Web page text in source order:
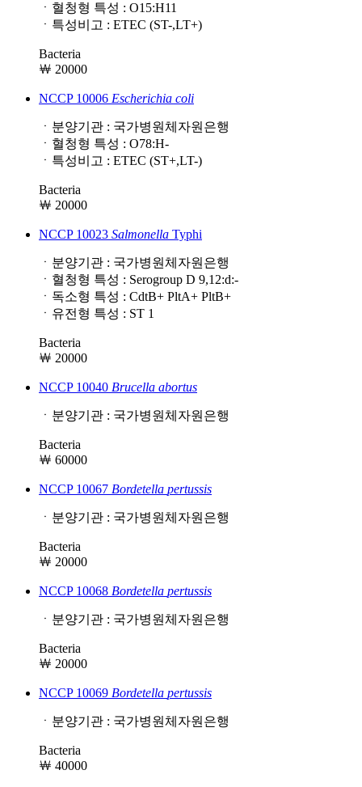
ㆍ혈청형 특성 : O15:H11
ㆍ특성비고 : ETEC (ST-,LT+)
Bacteria
￦ 20000
NCCP 10006 Escherichia coli
ㆍ분양기관 : 국가병원체자원은행
ㆍ혈청형 특성 : O78:H-
ㆍ특성비고 : ETEC (ST+,LT-)
Bacteria
￦ 20000
NCCP 10023 Salmonella Typhi
ㆍ분양기관 : 국가병원체자원은행
ㆍ혈청형 특성 : Serogroup D 9,12:d:-
ㆍ독소형 특성 : CdtB+ PltA+ PltB+
ㆍ유전형 특성 : ST 1
Bacteria
￦ 20000
NCCP 10040 Brucella abortus
ㆍ분양기관 : 국가병원체자원은행
Bacteria
￦ 60000
NCCP 10067 Bordetella pertussis
ㆍ분양기관 : 국가병원체자원은행
Bacteria
￦ 20000
NCCP 10068 Bordetella pertussis
ㆍ분양기관 : 국가병원체자원은행
Bacteria
￦ 20000
NCCP 10069 Bordetella pertussis
ㆍ분양기관 : 국가병원체자원은행
Bacteria
￦ 40000